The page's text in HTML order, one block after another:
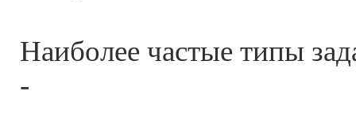
Наиболее частые типы
-